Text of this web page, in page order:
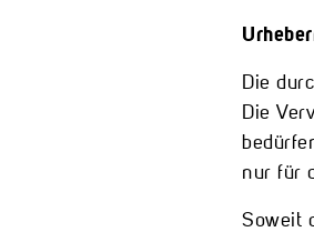
Die
Die
nur für
Soweit